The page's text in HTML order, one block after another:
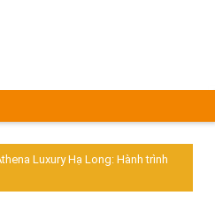
Luxury Hạ Long: Hành trình